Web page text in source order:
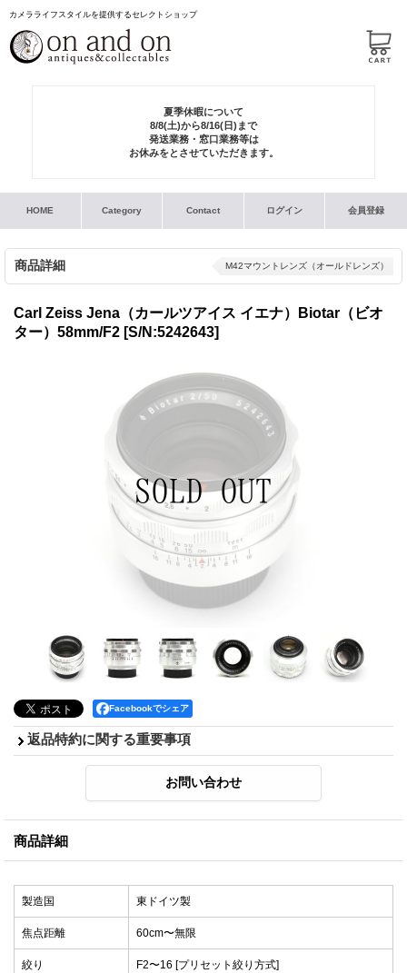
カメラライフスタイルを提供するセレクトショップ
夏季休暇について
8/8(土)から8/16(日)まで
発送業務・窓口業務等は
お休みをとさせていただきます。
HOME Category Contact ログイン 会員登録
商品詳細 M42マウントレンズ（オールドレンズ）
Carl Zeiss Jena（カールツアイス イエナ）Biotar（ビオ
ター）58mm/F2 [S/N:5242643]
Facebookでシェア
返品特約に関する重要事項
商品詳細
製造国 東ドイツ製
焦点距離 60cm〜無限
絞り F2〜16 [プリセット絞り方式]